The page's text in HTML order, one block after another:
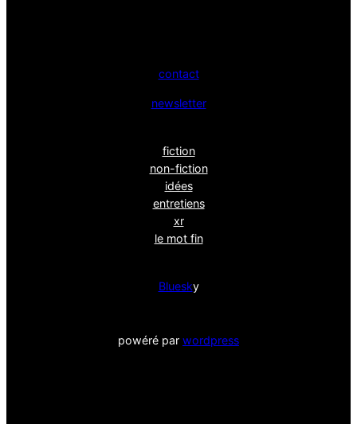
contact
newsletter
fiction
non-fiction
idées
entretiens
xr
le mot fin
Bluesky
powéré par wordpress